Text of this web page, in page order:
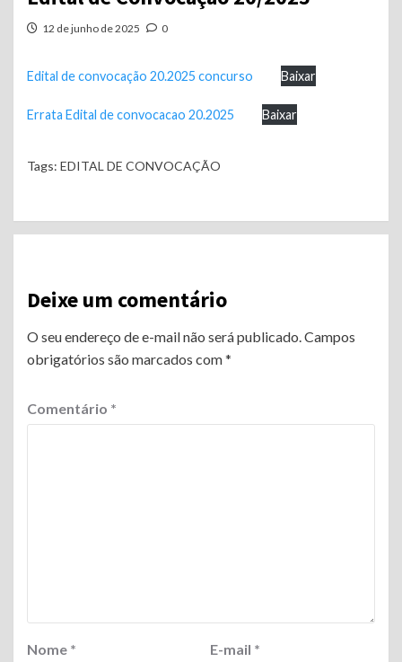
12 de junho de 2025 0
Edital de convocação 20.2025 concurso Baixar
Errata Edital de convocacao 20.2025 Baixar
Tags: EDITAL DE CONVOCAÇÃO
Continue
Reading
Deixe um comentário
O seu endereço de e-mail não será publicado. Campos
obrigatórios são marcados com*
Comentário *
Nome * E-mail *